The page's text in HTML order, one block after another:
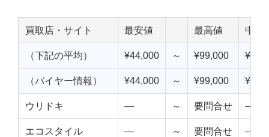
買取店・サイト 最安値 最高値 中点
（下記の平均） ¥44,000 ～ ¥99,000
（バイヤー情報） ¥44,000 ～ ¥99,000
ウリドキ — ～ 要問合せ —
エコスタイル — ～ 要問合せ —